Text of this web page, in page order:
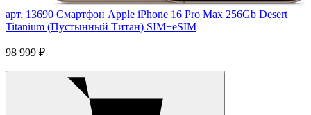
арт. 13690 Смартфон Apple iPhone 16 Pro Max 256Gb Desert
Titanium (Пустынный Титан) SIM+eSIM
98 999 ₽